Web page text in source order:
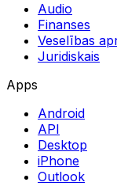
Audio
Finanses
Veselības
Juridiskais
Apps
Android
API
Desktop
iPhone
Outlook